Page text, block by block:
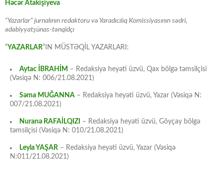
Həcər Atakişiyeva
“Yazarlar” jurnalının redaktoru və Yaradıcılıq Komissiyasının sədri,
ədəbiyyatşünas-tənqidçı
“YAZARLAR“IN MÜSTƏQİL YAZARLARI:
Aytac İBRAHİM – Redaksiya heyəti üzvü, Qax bölgə təmsilçisi
(Vəsiqə N: 006/21.08.2021)
Səma MUĞANNA – Redaksiya heyəti üzvü, Yazar (Vəsiqə N:
007/21.08.2021)
Nuranə RAFAİLQIZI
– Redaksiya heyəti üzvü, Göyçay bölgə
təmsilçisi (Vəsiqə N: 010/21.08.2021)
Leyla YAŞAR – Redaksiya heyəti üzvü, Yazar (Vəsiqə
N:011/21.08.2021)